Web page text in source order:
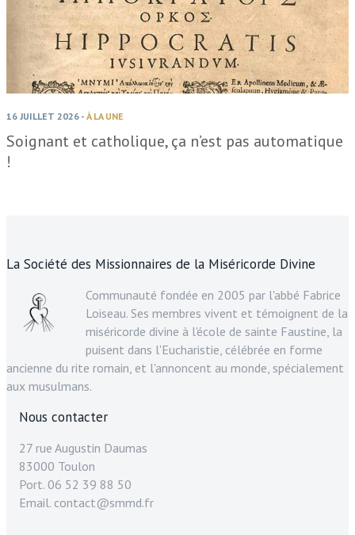
16 JUILLET 2026 - À LA UNE
Soignant et catholique, ça n’est pas automatique
!
La Société des Missionnaires de la Miséricorde Divine
Communauté fondée en 2005 par l'abbé Fabrice
Loiseau. Ses membres vivent et témoignent de la
miséricorde divine à l'école de sainte Faustine, la
puisent dans l'Eucharistie, célébrée en forme
ancienne du rite romain, et l'annoncent au monde, spécialement
aux musulmans.
Nous contacter
27 rue Augustin Daumas
83000 Toulon
Port. 06 52 39 88 50
Email. contact@smmd.fr